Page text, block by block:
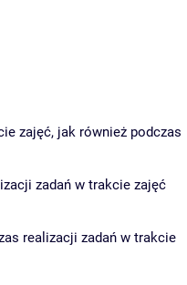
zajęć, jak również podczas
zadań w trakcie zajęć
realizacji zadań w trakcie